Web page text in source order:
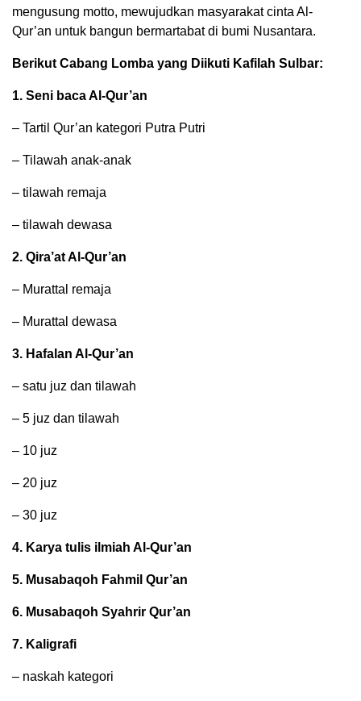
mengusung motto, mewujudkan masyarakat cinta Al-
Qur’an untuk bangun bermartabat di bumi Nusantara.
Berikut Cabang Lomba yang Diikuti Kafilah Sulbar:
1. Seni baca Al-Qur’an
– Tartil Qur’an kategori Putra Putri
– Tilawah anak-anak
– tilawah remaja
– tilawah dewasa
2. Qira’at Al-Qur’an
– Murattal remaja
– Murattal dewasa
3. Hafalan Al-Qur’an
– satu juz dan tilawah
– 5 juz dan tilawah
– 10 juz
– 20 juz
– 30 juz
4. Karya tulis ilmiah Al-Qur’an
5. Musabaqoh Fahmil Qur’an
6. Musabaqoh Syahrir Qur’an
7. Kaligrafi
– naskah kategori